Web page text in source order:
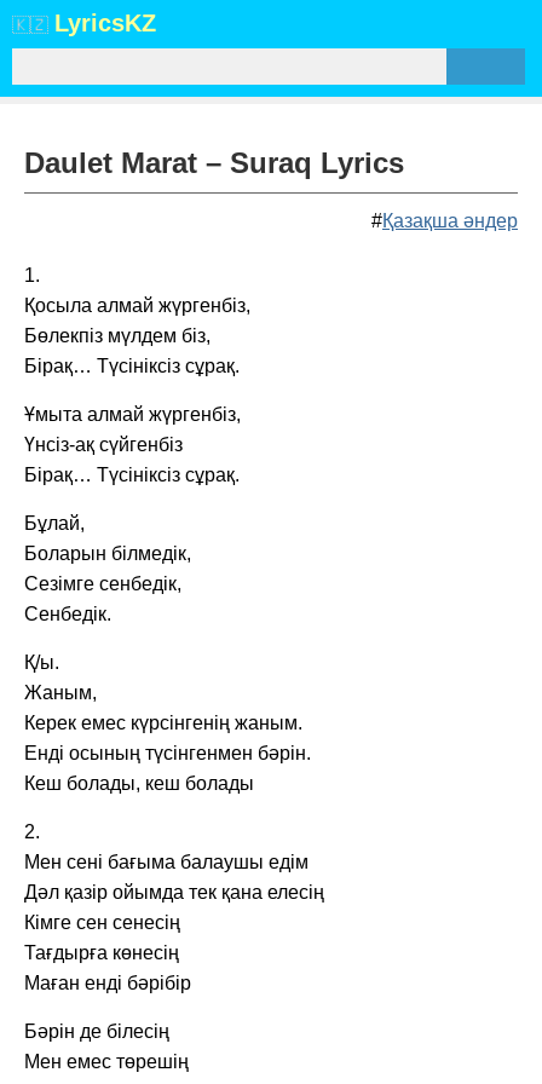
🇰🇿 LyricsKZ
Daulet Marat – Suraq Lyrics
#Қазақша әндер
1.
Қосыла алмай жүргенбіз,
Бөлекпіз мүлдем біз,
Бірақ… Түсініксіз сұрақ.
Ұмыта алмай жүргенбіз,
Үнсіз-ақ сүйгенбіз
Бірақ… Түсініксіз сұрақ.
Бұлай,
Боларын білмедік,
Сезімге сенбедік,
Сенбедік.
Қ/ы.
Жаным,
Керек емес күрсінгенің жаным.
Енді осының түсінгенмен бәрін.
Кеш болады, кеш болады
2.
Мен сені бағыма балаушы едім
Дәл қазір ойымда тек қана елесің
Кімге сен сенесің
Тағдырға көнесің
Маған енді бәрібір
Бәрін де білесің
Мен емес төрешің